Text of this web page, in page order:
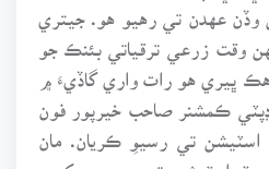
وڏن عهدن تي رهيو هو. جيتري
وقت زرعي ترقياتي بئنڪ جو
هڪ ڀيري هو رات واري گاڏيءَ ۾
ڪمشنر صاحب خيرپور فون
تي رسيوِ ڪريان. مان
گمبٽ اسٽيشن تي ويس ۽ کيس